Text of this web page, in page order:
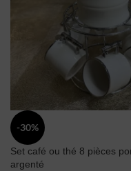
-30%
Set café ou thé 8 pièces
argenté